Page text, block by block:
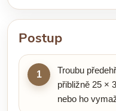
Postup
1
Troubu
přibližně 25 ×
nebo ho